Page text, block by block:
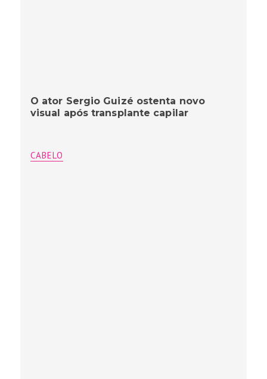
O ator Sergio Guizé ostenta novo
visual após transplante capilar
CABELO